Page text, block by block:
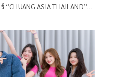
ASIA THAILAND”
เพื่อเป็นศิลปินอินเตอร์เนชัน
ทย